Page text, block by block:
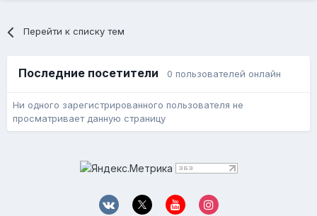
Перейти к списку тем
Последние посетители 0 пользователей онлайн
Ни одного зарегистрированного пользователя не
просматривает данную страницу